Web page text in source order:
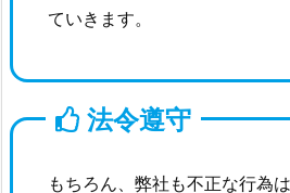
ていきます。
法令遵守
もちろん、弊社も不正な行為